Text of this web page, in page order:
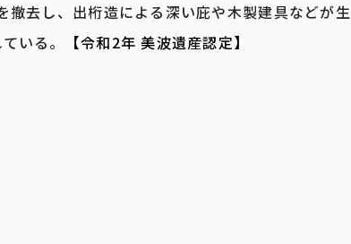
去し、出桁造による深い庇や木製建具などが生
いる。
【令和2年 美波遺産認定】